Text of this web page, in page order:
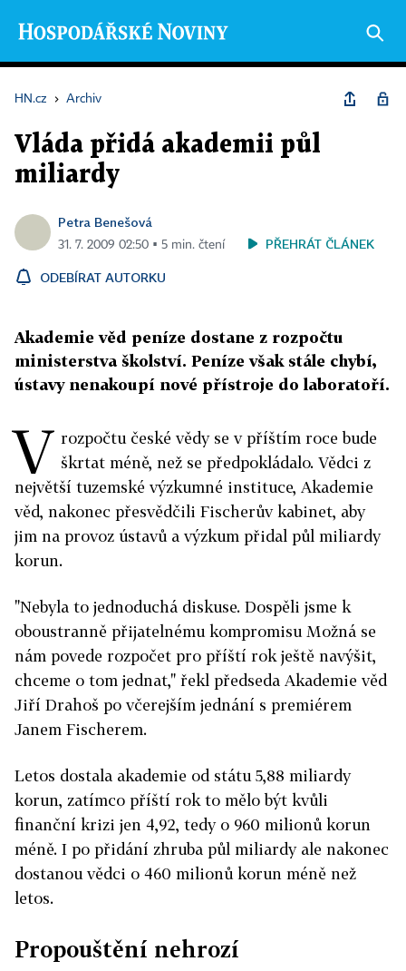
HN.cz › Archiv
Vláda přidá akademii půl
miliardy
Petra Benešová
31. 7. 2009 02:50 ▪ 5 min. čtení PŘEHRÁT ČLÁNEK
ODEBÍRAT AUTORKU
Akademie věd peníze dostane z rozpočtu
ministerstva školství. Peníze však stále chybí,
ústavy nenakoupí nové přístroje do laboratoří.
V rozpočtu české vědy se v příštím roce bude
škrtat méně, než se předpokládalo. Vědci z
největší tuzemské výzkumné instituce, Akademie
věd, nakonec přesvědčili Fischerův kabinet, aby
jim na provoz ústavů a výzkum přidal půl miliardy
korun.
"Nebyla to jednoduchá diskuse. Dospěli jsme k
oboustranně přijatelnému kompromisu Možná se
nám povede rozpočet pro příští rok ještě navýšit,
chceme o tom jednat," řekl předseda Akademie věd
Jiří Drahoš po včerejším jednání s premiérem
Janem Fischerem.
Letos dostala akademie od státu 5,88 miliardy
korun, zatímco příští rok to mělo být kvůli
finanční krizi jen 4,92, tedy o 960 milionů korun
méně. I po přidání zhruba půl miliardy ale nakonec
dostanou vědci o 460 milionů korun méně než
letos.
Propouštění nehrozí